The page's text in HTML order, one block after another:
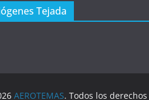
Tejada
AEROTEMAS. Todos los